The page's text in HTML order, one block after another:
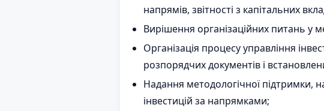
напрямів, звітності з капітальних
Вирішення організаційних питань у
Організація процесу управління
розпорядчих документів і
Надання методологічної підтримки,
інвестицій за напрямками;